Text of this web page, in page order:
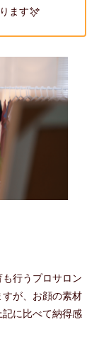
ます
行うプロサロン
すが、お顔の素材
に比べて納得感